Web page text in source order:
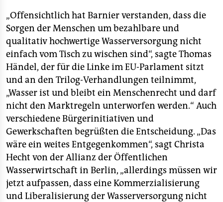
„Offensichtlich hat Barnier verstanden, dass die
Sorgen der Menschen um bezahlbare und
qualitativ hochwertige Wasserversorgung nicht
einfach vom Tisch zu wischen sind“, sagte Thomas
Händel, der für die Linke im EU-Parlament sitzt
und an den Trilog-Verhandlungen teilnimmt,
„Wasser ist und bleibt ein Menschenrecht und darf
nicht den Marktregeln unterworfen werden.“ Auch
verschiedene Bürgerinitiativen und
Gewerkschaften begrüßten die Entscheidung. „Das
wäre ein weites Entgegenkommen“, sagt Christa
Hecht von der Allianz der Öffentlichen
Wasserwirtschaft in Berlin, „allerdings müssen wir
jetzt aufpassen, dass eine Kommerzialisierung
und Liberalisierung der Wasserversorgung nicht